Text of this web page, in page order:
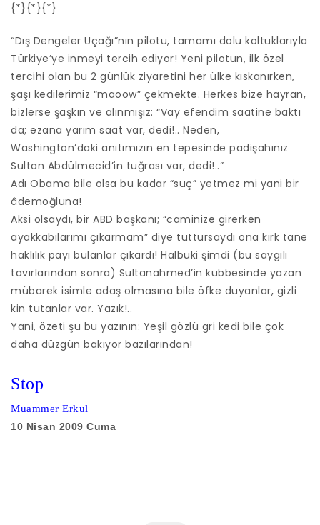
{*}{*}{*}
“Dış Dengeler Uçağı”nın pilotu, tamamı dolu koltuklarıyla
Türkiye’ye inmeyi tercih ediyor! Yeni pilotun, ilk özel
tercihi olan bu 2 günlük ziyaretini her ülke kıskanırken,
şaşı kedilerimiz “maoow” çekmekte. Herkes bize hayran,
bizlerse şaşkın ve alınmışız: “Vay efendim saatine baktı
da; ezana yarım saat var, dedi!.. Neden,
Washington’daki anıtımızın en tepesinde padişahınız
Sultan Abdülmecid’in tuğrası var, dedi!..”
Adı Obama bile olsa bu kadar “suç” yetmez mi yani bir
âdemoğluna!
Aksi olsaydı, bir ABD başkanı; “caminize girerken
ayakkabılarımı çıkarmam” diye tuttursaydı ona kırk tane
haklılık payı bulanlar çıkardı! Halbuki şimdi (bu saygılı
tavırlarından sonra) Sultanahmed’in kubbesinde yazan
mübarek isimle adaş olmasına bile öfke duyanlar, gizli
kin tutanlar var. Yazık!..
Yani, özeti şu bu yazının: Yeşil gözlü gri kedi bile çok
daha düzgün bakıyor bazılarından!
Stop
Muammer Erkul
10 Nisan 2009 Cuma